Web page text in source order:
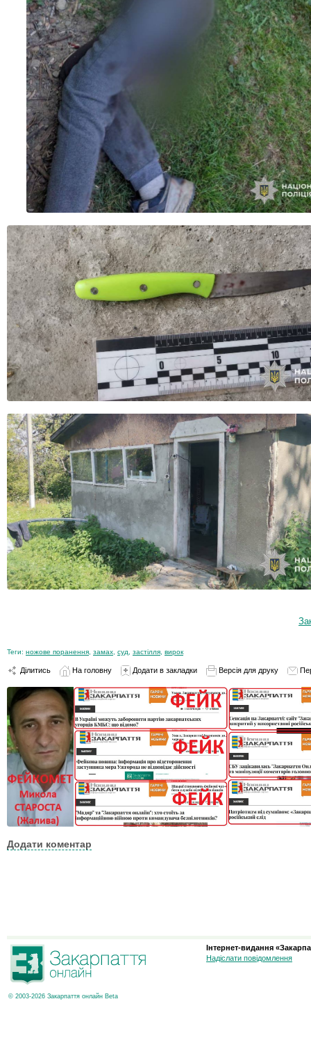
Теги: ножове поранення замах суд застілля вирок
Ділитись На головну Додати в закладки Версія для друку
Додати коментар
© 2003-2026 Закарпаття онлайн Beta
Інтернет-видання
Надіслати повідомлення